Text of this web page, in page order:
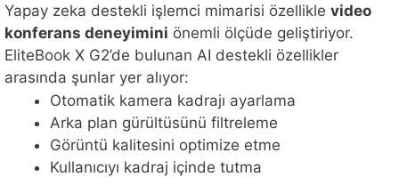
Yapay zeka destekli işlemci mimarisi özellikle video
konferans deneyimini önemli ölçüde geliştiriyor.
EliteBook X G2’de bulunan AI destekli özellikler
arasında şunlar yer alıyor:
Otomatik kamera kadrajı ayarlama
Arka plan gürültüsünü filtreleme
Görüntü kalitesini optimize etme
Kullanıcıyı kadraj içinde tutma